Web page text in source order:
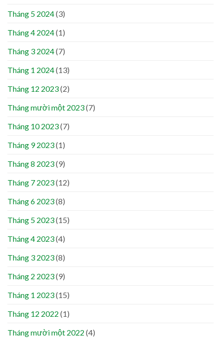
Tháng 5 2024(3)
Tháng 4 2024(1)
Tháng 3 2024(7)
Tháng 1 2024(13)
Tháng 12 2023(2)
Tháng mười một 2023(7)
Tháng 10 2023(7)
Tháng 9 2023(1)
Tháng 8 2023(9)
Tháng 7 2023(12)
Tháng 6 2023(8)
Tháng 5 2023(15)
Tháng 4 2023(4)
Tháng 3 2023(8)
Tháng 2 2023(9)
Tháng 1 2023(15)
Tháng 12 2022 (1)
Tháng mười một 2022 (4)